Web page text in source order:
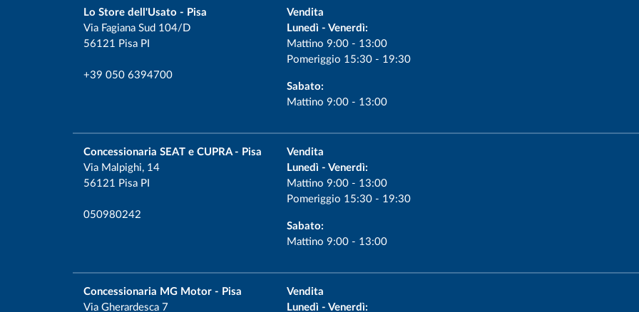
Lo Store dell'Usato - Pisa
Via Fagiana Sud 104/D
56121 Pisa PI
+39 050 6394700
Vendita
Lunedì - Venerdì:
Mattino 9:00 - 13:00
Pomeriggio 15:30 - 19:30
Sabato:
Mattino 9:00 - 13:00
Concessionaria SEAT e CUPRA - Pisa
Via Malpighi, 14
56121 Pisa PI
050980242
Vendita
Lunedì - Venerdì:
Mattino 9:00 - 13:00
Pomeriggio 15:30 - 19:30
Sabato:
Mattino 9:00 - 13:00
Concessionaria MG Motor - Pisa
Via Gherardesca 7
Vendita
Lunedì - Venerdì: